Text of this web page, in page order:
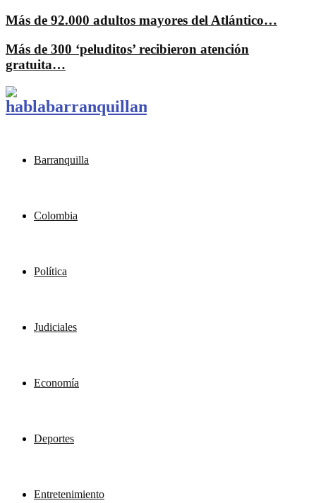
Más de 92.000 adultos mayores del Atlántico…
Más de 300 ‘peluditos’ recibieron atención
gratuita…
Barranquilla
Colombia
Política
Judiciales
Economía
Deportes
Entretenimiento